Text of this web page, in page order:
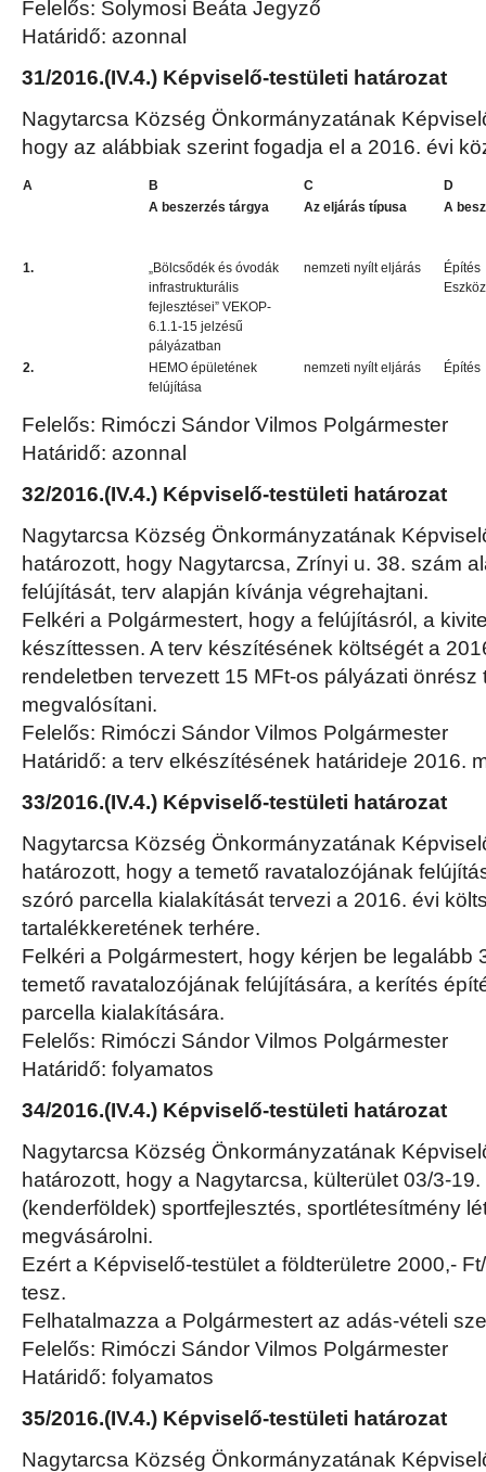
Felelős: Solymosi Beáta Jegyző
Határidő: azonnal
31/2016.(IV.4.) Képviselő-testületi határozat
Nagytarcsa Község Önkormányzatának
hogy az alábbiak szerint fogadja el a 2016. évi
A B C
D
A beszerzés tárgya
Az eljárás típusa A
1.
„Bölcsődék és óvodák
infrastrukturális
fejlesztései” VEKOP-
6.1.1-15 jelzésű
pályázatban
nemzeti nyílt eljárás
Építés
2.
HEMO épületének
felújítása
nemzeti nyílt eljárás Építés
Felelős: Rimóczi Sándor Vilmos Polgármester
Határidő: azonnal
32/2016.(IV.4.) Képviselő-testületi határozat
Nagytarcsa Község Önkormányzatának
határozott, hogy Nagytarcsa, Zrínyi u. 38. szám
felújítását, terv alapján kívánja végrehajtani.
Felkéri a Polgármestert, hogy a felújításról, a
készíttessen. A terv készítésének költségét a
rendeletben tervezett 15 MFt-os pályázati önrész
megvalósítani.
Felelős: Rimóczi Sándor Vilmos Polgármester
Határidő: a terv elkészítésének határideje 2016.
33/2016.(IV.4.) Képviselő-testületi határozat
Nagytarcsa Község Önkormányzatának
határozott, hogy a temető ravatalozójának
szóró parcella kialakítását tervezi a 2016. évi
tartalékkeretének terhére.
Felkéri a Polgármestert, hogy kérjen be legalább
temető ravatalozójának felújítására, a kerítés
parcella kialakítására.
Felelős: Rimóczi Sándor Vilmos Polgármester
Határidő: folyamatos
34/2016.(IV.4.) Képviselő-testületi határozat
Nagytarcsa Község Önkormányzatának
határozott, hogy a Nagytarcsa, külterület 03/3-
(kenderföldek) sportfejlesztés, sportlétesítmény
megvásárolni.
Ezért a Képviselő-testület a földterületre 2000,-
tesz.
Felhatalmazza a Polgármestert az adás-vételi
Felelős: Rimóczi Sándor Vilmos Polgármester
Határidő: folyamatos
35/2016.(IV.4.) Képviselő-testületi határozat
Nagytarcsa Község Önkormányzatának